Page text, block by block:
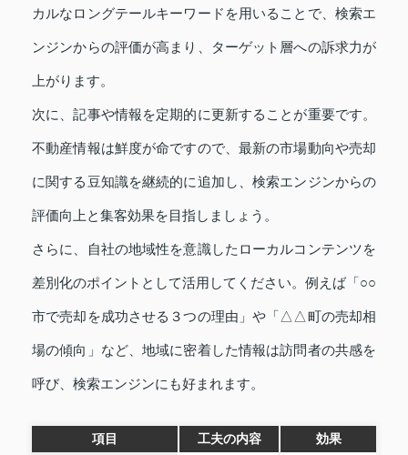
カルなロングテールキーワードを用いることで、検索エ
ンジンからの評価が高まり、ターゲット層への訴求力が
上がります。
次に、記事や情報を定期的に更新することが重要です。
不動産情報は鮮度が命ですので、最新の市場動向や売却
に関する豆知識を継続的に追加し、検索エンジンからの
評価向上と集客効果を目指しましょう。
さらに、自社の地域性を意識したローカルコンテンツを
差別化のポイントとして活用してください。例えば「○○
市で売却を成功させる３つの理由」や「△△町の売却相
場の傾向」など、地域に密着した情報は訪問者の共感を
呼び、検索エンジンにも好まれます。
項目 工夫の内容 効果